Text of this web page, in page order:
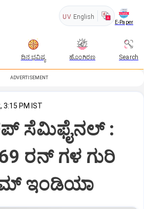
UV English
E-Paper
ದಿನ ಭವಿಷ್ಯ ಹೊಂಗಿರಣ Search
ADVERTISEMENT
3:15 PM IST
ಸೆಮಿಫೈನಲ್ :
ರನ್ ಗಳ ಗುರಿ
ಇಂಡಿಯಾ